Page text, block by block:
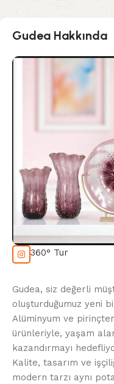
Gudea Hakkında
360° Tur
Gudea, siz değerli
oluşturduğumuz yeni
Alüminyum ve
ürünleriyle, yaşam
kazandırmayı
Kalite, tasarım ve
modern tarzı aynı